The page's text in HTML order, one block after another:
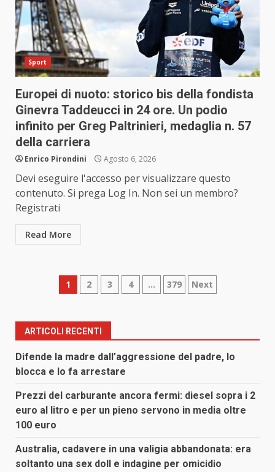
Sport
Europei di nuoto: storico bis della fondista
Ginevra Taddeucci in 24 ore. Un podio
infinito per Greg Paltrinieri, medaglia n. 57
della carriera
Enrico Pirondini Agosto 6, 2026
Devi eseguire l'accesso per visualizzare questo
contenuto. Si prega Log In. Non sei un membro?
Registrati
Read More
Paginazione
articoli
1 2 3 4 … 379 Next
ARTICOLI RECENTI
Difende la madre dall’aggressione del padre, lo
blocca e lo fa arrestare
Prezzi del carburante ancora fermi: diesel sopra i 2
euro al litro e per un pieno servono in media oltre
100 euro
Australia, cadavere in una valigia abbandonata: era
soltanto una sex doll e indagine per omicidio